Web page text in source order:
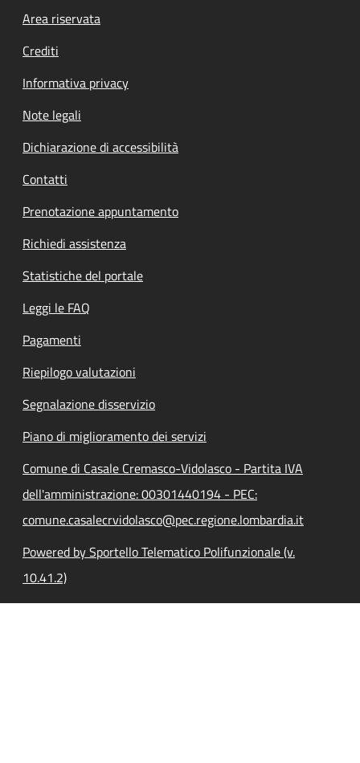
Footer menu
Area riservata
Crediti
Informativa privacy
Note legali
Dichiarazione di accessibilità
Contatti
Prenotazione appuntamento
Richiedi assistenza
Statistiche del portale
Leggi le FAQ
Pagamenti
Riepilogo valutazioni
Segnalazione disservizio
Piano di miglioramento dei servizi
Comune di Casale Cremasco-Vidolasco - Partita IVA
dell'amministrazione: 00301440194 - PEC:
comune.casalecrvidolasco@pec.regione.lombardia.it
Powered by Sportello Telematico Polifunzionale (v.
10.41.2)